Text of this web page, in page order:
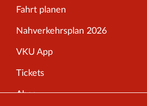
Fahrt planen
Nahverkehrsplan 2026
VKU App
Tickets
Abos